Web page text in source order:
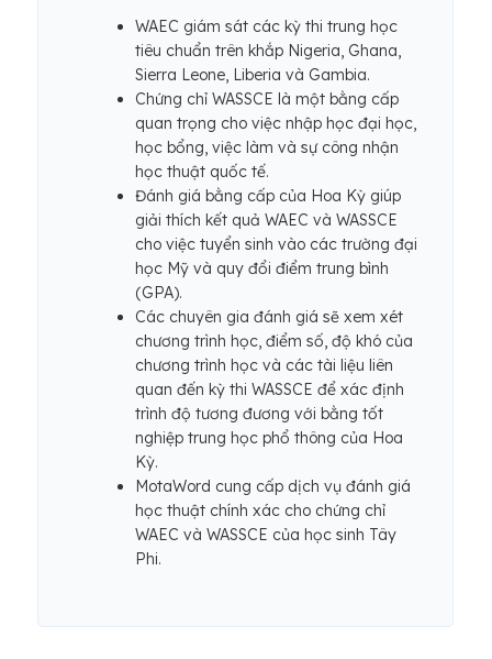
WAEC giám sát các kỳ thi trung học
tiêu chuẩn trên khắp Nigeria, Ghana,
Sierra Leone, Liberia và Gambia.
Chứng chỉ WASSCE là một bằng cấp
quan trọng cho việc nhập học đại học,
học bổng, việc làm và sự công nhận
học thuật quốc tế.
Đánh giá bằng cấp của Hoa Kỳ giúp
giải thích kết quả WAEC và WASSCE
cho việc tuyển sinh vào các trường đại
học Mỹ và quy đổi điểm trung bình
(GPA).
Các chuyên gia đánh giá sẽ xem xét
chương trình học, điểm số, độ khó của
chương trình học và các tài liệu liên
quan đến kỳ thi WASSCE để xác định
trình độ tương đương với bằng tốt
nghiệp trung học phổ thông của Hoa
Kỳ.
MotaWord cung cấp dịch vụ đánh giá
học thuật chính xác cho chứng chỉ
WAEC và WASSCE của học sinh Tây
Phi.